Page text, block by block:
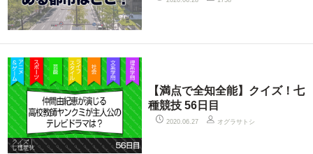
【満点で全知全能】クイズ！七
種競技 56日目
2020.06.27 オグラサトシ